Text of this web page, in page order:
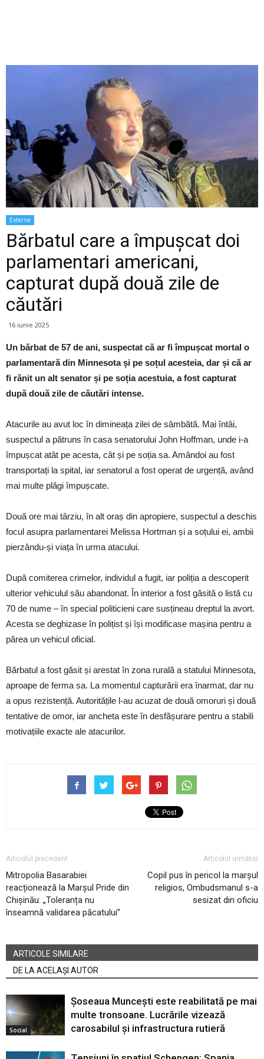
Externe
Bărbatul care a împușcat doi
parlamentari americani,
capturat după două zile de
căutări
16 iunie 2025
Un bărbat de 57 de ani, suspectat că ar fi împușcat mortal o
parlamentară din Minnesota și pe soțul acesteia, dar și că ar
fi rănit un alt senator și pe soția acestuia, a fost capturat
după două zile de căutări intense.
Atacurile au avut loc în dimineața zilei de sâmbătă. Mai întâi,
suspectul a pătruns în casa senatorului John Hoffman, unde i-a
împușcat atât pe acesta, cât și pe soția sa. Amândoi au fost
transportați la spital, iar senatorul a fost operat de urgență, având
mai multe plăgi împușcate.
Două ore mai târziu, în alt oraș din apropiere, suspectul a deschis
focul asupra parlamentarei Melissa Hortman și a soțului ei, ambii
pierzându-și viața în urma atacului.
După comiterea crimelor, individul a fugit, iar poliția a descoperit
ulterior vehiculul său abandonat. În interior a fost găsită o listă cu
70 de nume – în special politicieni care susțineau dreptul la avort.
Acesta se deghizase în polițist și își modificase mașina pentru a
părea un vehicul oficial.
Bărbatul a fost găsit și arestat în zona rurală a statului Minnesota,
aproape de ferma sa. La momentul capturării era înarmat, dar nu
a opus rezistență. Autoritățile l-au acuzat de două omoruri și două
tentative de omor, iar ancheta este în desfășurare pentru a stabili
motivațiile exacte ale atacurilor.
Articolul precedent
Mitropolia Basarabiei
reacționează la Marșul Pride din
Chișinău: „Toleranța nu
înseamnă validarea păcatului”
Articolul următor
Copil pus în pericol la marșul
religios, Ombudsmanul s-a
sesizat din oficiu
ARTICOLE SIMILARE
DE LA ACELAȘI AUTOR
Social
Șoseaua Muncești este reabilitată pe mai
multe tronsoane. Lucrările vizează
carosabilul și infrastructura rutieră